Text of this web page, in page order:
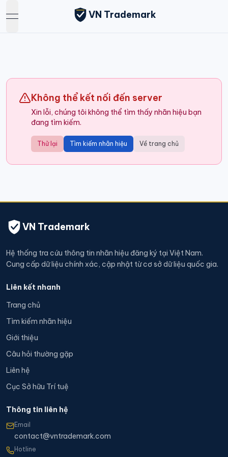
open navigation menu
VN Trademark
Không thể kết nối đến server
Xin lỗi, chúng tôi không thể tìm thấy nhãn hiệu bạn
đang tìm kiếm.
Thử lại Tìm kiếm nhãn hiệu Về trang chủ
VN Trademark
Hệ thống tra cứu thông tin nhãn hiệu đăng ký tại Việt Nam.
Cung cấp dữ liệu chính xác, cập nhật từ cơ sở dữ liệu quốc gia.
Liên kết nhanh
Trang chủ
Tìm kiếm nhãn hiệu
Giới thiệu
Câu hỏi thường gặp
Liên hệ
Cục Sở hữu Trí tuệ
Thông tin liên hệ
Email
contact@vntrademark.com
Hotline